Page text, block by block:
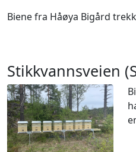
Biene fra Håøya Bigård
Stikkvannsveien